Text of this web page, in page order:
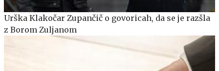
Urška Klakočar Zupančič o govoricah, da se je razšla
z Borom Zuljanom